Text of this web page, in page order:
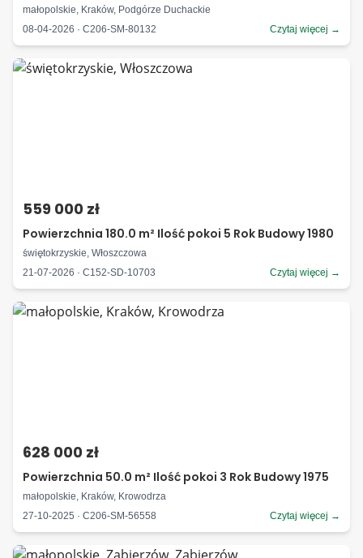
małopolskie, Kraków, Podgórze Duchackie
08-04-2026 · C206-SM-80132
Czytaj więcej →
559 000 zł
Powierzchnia 180.0 m² Ilość pokoi 5 Rok Budowy 1980
świętokrzyskie, Włoszczowa
21-07-2026 · C152-SD-10703
Czytaj więcej →
628 000 zł
Powierzchnia 50.0 m² Ilość pokoi 3 Rok Budowy 1975
małopolskie, Kraków, Krowodrza
27-10-2025 · C206-SM-56558
Czytaj więcej →